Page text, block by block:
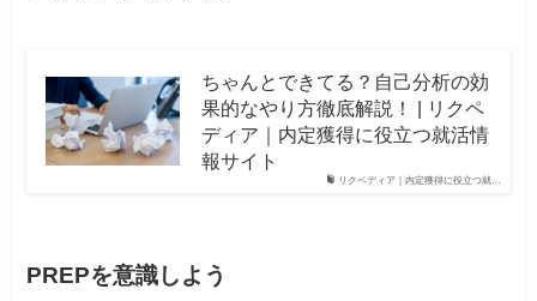
リクペディア｜内定獲得に役立つ就…
ちゃんとできてる？自己分析の効
果的なやり方徹底解説！ | リクペ
ディア｜内定獲得に役立つ就活情
報サイト
PREPを意識しよう